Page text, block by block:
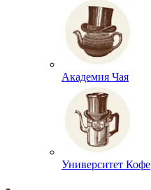
Академия Чая
Университет Кофе